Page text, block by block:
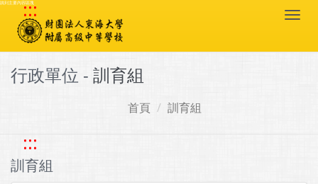
跳到主要內容區塊
:::
行政單位 - 訓育組
首頁 訓育組
:::
訓育組